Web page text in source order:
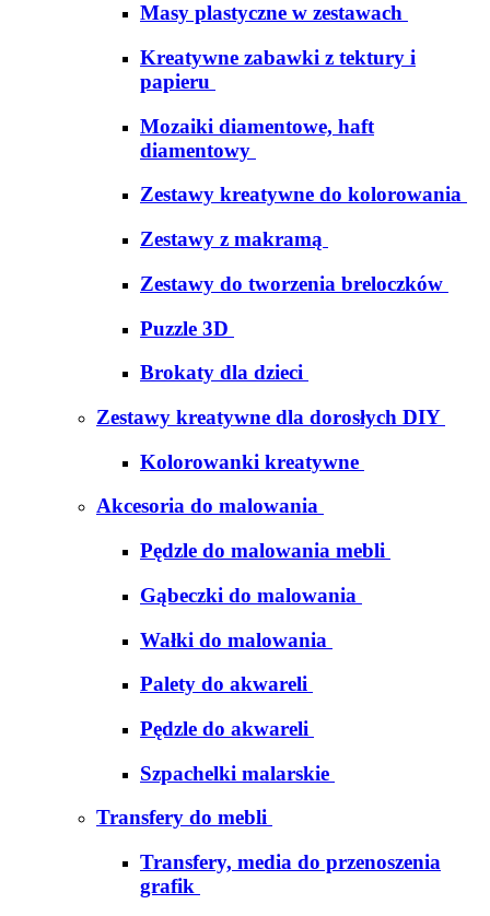
Masy plastyczne w zestawach
Kreatywne zabawki z tektury i
papieru
Mozaiki diamentowe, haft
diamentowy
Zestawy kreatywne do kolorowania
Zestawy z makramą
Zestawy do tworzenia breloczków
Puzzle 3D
Brokaty dla dzieci
Zestawy kreatywne dla dorosłych DIY
Kolorowanki kreatywne
Akcesoria do malowania
Pędzle do malowania mebli
Gąbeczki do malowania
Wałki do malowania
Palety do akwareli
Pędzle do akwareli
Szpachelki malarskie
Transfery do mebli
Transfery, media do przenoszenia
grafik